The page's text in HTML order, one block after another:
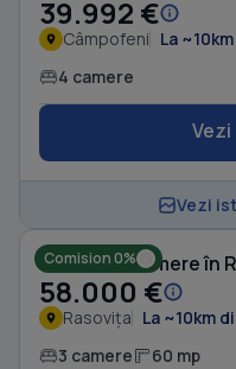
39.992 €
Câmpofeni La
4 camere
Vezi
Comision 0%
Casă cu 3 camere în
58.000 €
Rasovița La ~10km
3 camere 60 mp